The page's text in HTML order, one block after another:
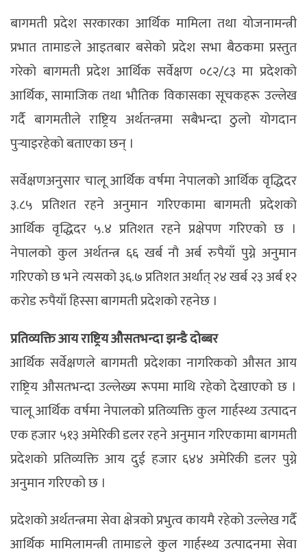
बागमती प्रदेश सरकारका आर्थिक मामिला तथा योजनामन्त्री
प्रभात तामाङले आइतबार बसेको प्रदेश सभा बैठकमा प्रस्तुत
गरेको बागमती प्रदेश आर्थिक सर्वेक्षण ०८२/८३ मा प्रदेशको
आर्थिक, सामाजिक तथा भौतिक विकासका सूचकहरू उल्लेख
गर्दै बागमतीले राष्ट्रिय अर्थतन्त्रमा सबैभन्दा ठुलो योगदान
पुर्‍याइरहेको बताएका छन् ।
सर्वेक्षणअनुसार चालू आर्थिक वर्षमा नेपालको आर्थिक वृद्धिदर
३.८५ प्रतिशत रहने अनुमान गरिएकामा बागमती प्रदेशको
आर्थिक वृद्धिदर ५.४ प्रतिशत रहने प्रक्षेपण गरिएको छ ।
नेपालको कुल अर्थतन्त्र ६६ खर्ब नाै अर्ब रुपैयाँ पुग्ने अनुमान
गरिएको छ भने त्यसको ३६.७ प्रतिशत अर्थात् २४ खर्ब २३ अर्ब १२
करोड रुपैयाँ हिस्सा बागमती प्रदेशको रहनेछ ।
प्रतिव्यक्ति आय राष्ट्रिय औसतभन्दा झन्डै दोब्बर
आर्थिक सर्वेक्षणले बागमती प्रदेशका नागरिकको औसत आय
राष्ट्रिय औसतभन्दा उल्लेख्य रूपमा माथि रहेको देखाएको छ ।
चालू आर्थिक वर्षमा नेपालको प्रतिव्यक्ति कुल गार्हस्थ्य उत्पादन
एक हजार ५१३ अमेरिकी डलर रहने अनुमान गरिएकामा बागमती
प्रदेशको प्रतिव्यक्ति आय दुई हजार ६४४ अमेरिकी डलर पुग्ने
अनुमान गरिएको छ ।
प्रदेशको अर्थतन्त्रमा सेवा क्षेत्रको प्रभुत्व कायमै रहेको उल्लेख गर्दै
आर्थिक मामिलामन्त्री तामाङले कुल गार्हस्थ्य उत्पादनमा सेवा